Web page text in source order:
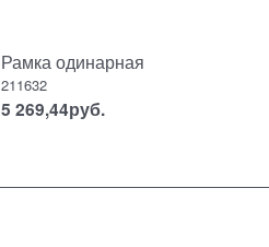
Рамка одинарная
211632
5 269,44руб.